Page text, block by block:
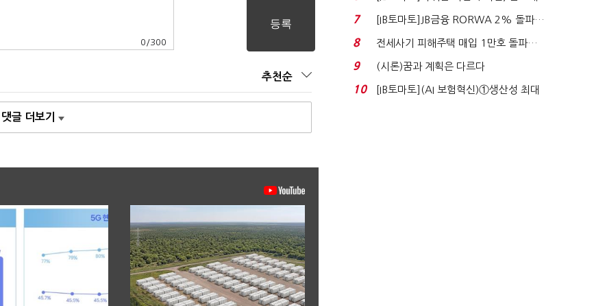
0 /300
추천순
댓글 더보기
340억 베팅…가...
7
[IB토마토]JB금융 RORWA 2% 돌파…
실적 견인은 은행 ...
8
전세사기 피해주택 매입 1만호 돌파…
누적 피해자 4만2...
9 (시론)꿈과 계획은 다르다
10
[IB토마토](AI 보험혁신)①생산성 최대